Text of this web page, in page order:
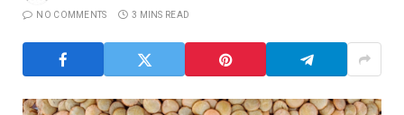
NO COMMENTS 3 MINS READ